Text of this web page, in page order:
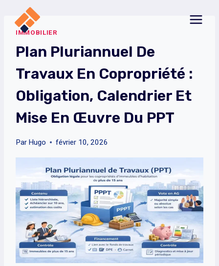
contenuIMMOBILIER
Plan Pluriannuel De
Travaux En Copropriété :
Obligation, Calendrier Et
Mise En Œuvre Du PPT
Par Hugo février 10, 2026